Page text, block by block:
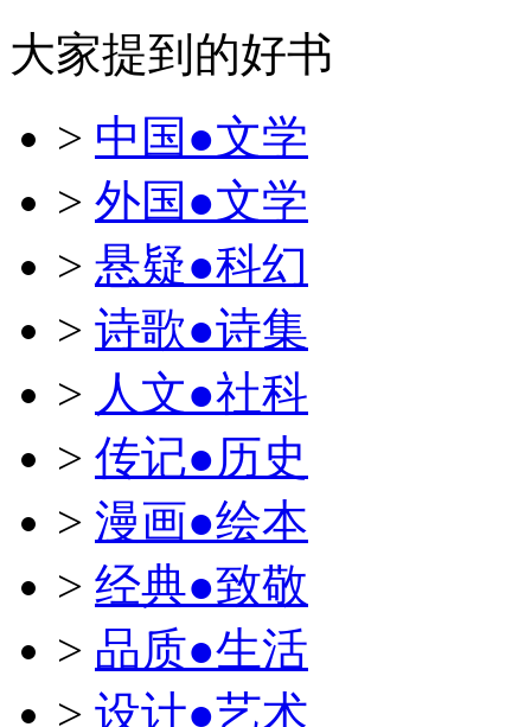
大家提到的好书
> 中国●文学
> 外国●文学
> 悬疑●科幻
> 诗歌●诗集
> 人文●社科
> 传记●历史
> 漫画●绘本
> 经典●致敬
> 品质●生活
> 设计●艺术